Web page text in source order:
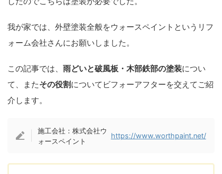
我が家では、外壁塗装全般をウォースペイントというリフ
ォーム会社さんにお願いしました。
この記事では、 雨どいと破風板・木部鉄部の塗装につい
て、またその役割についてビフォーアフターを交えてご紹
介します。
施工会社：株式会社ウ
ォースペイント
https://www.worthpaint.net/